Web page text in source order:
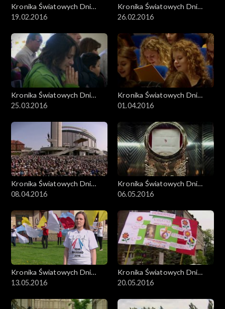
Kronika Światowych Dni
Młodzieży
19.02.2016
Kronika Światowych Dni
Młodzieży
26.02.2016
Kronika Światowych Dni
Młodzieży
25.03.2016
Kronika Światowych Dni
Młodzieży
01.04.2016
Kronika Światowych Dni
Młodzieży
08.04.2016
Kronika Światowych Dni
Młodzieży
06.05.2016
Kronika Światowych Dni
Młodzieży
13.05.2016
Kronika Światowych Dni
Młodzieży
20.05.2016